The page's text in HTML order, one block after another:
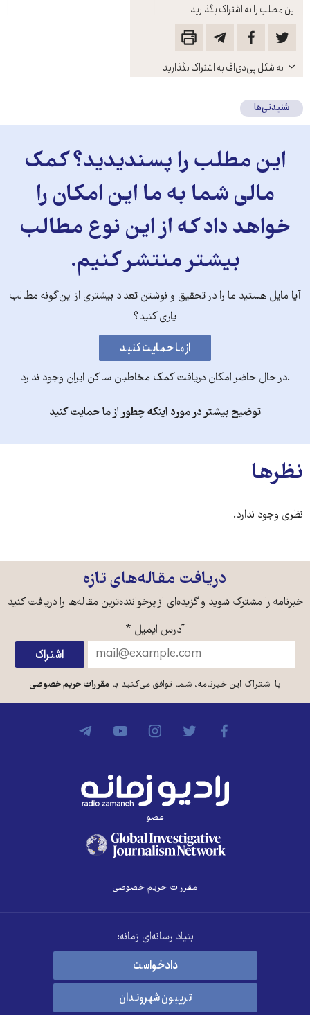
این مطلب را به اشتراک بگذارید
باز
کنید
به شکل پی‌دی‌اف به اشتراک بگذارید
شنیدنی‌ها
این مطلب را پسندیدید؟ کمک
مالی شما به ما این امکان را
خواهد داد که از این نوع مطالب
بیشتر منتشر کنیم.
آیا مایل هستید ما را در تحقیق و نوشتن تعداد بیشتری از این‌گونه مطالب
یاری کنید؟
.در حال حاضر امکان دریافت کمک مخاطبان ساکن ایران وجود ندارد
توضیح بیشتر در مورد اینکه چطور از ما حمایت کنید
نظرها
نظری وجود ندارد.
دریافت مقاله‌های تازه
خبرنامه را مشترک شوید و گزیده‌ای از پرخواننده‌ترین مقاله‌ها را دریافت کنید
آدرس ایمیل *
با اشتراک این خبرنامه، شما توافق می‌کنید بامقررات حریم خصوصی
عضو
مقررات حریم خصوصی
بنیاد رسانه‌ای زمانه:
دادخواست
تریبون شهروندان